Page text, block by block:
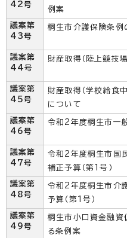
42号
例案
議案第
43号
桐生市介護保険条例
議案第
44号
財産取得（陸上競技
議案第
45号
財産取得（学校給食
について
議案第
46号
令和2年度桐生市一
議案第
47号
令和2年度桐生市国
補正予算（第1号）
議案第
48号
令和2年度桐生市介
予算（第1号）
議案第
49号
桐生市小口資金融資
る条例案